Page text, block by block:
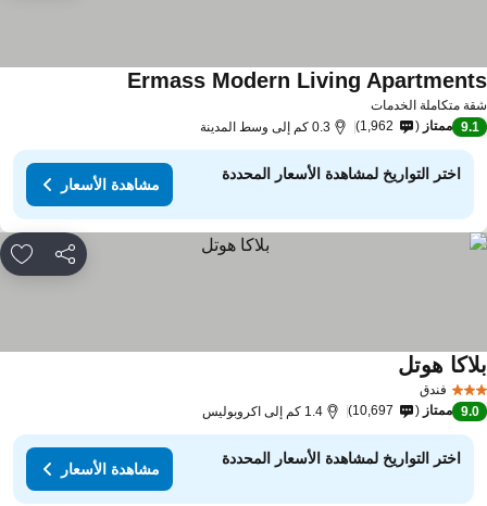
متكاملة الخدمات
Ermass Modern Livingمشاهدة الأسعار
9.1 ممتاز 1,962 0.3 كم إلى وسط المدينة
اختر التواريخ لمشاهدة الأسعار المحددة
مشاهدة الأسعار
مشاركة
فندق
هوتلمشاهدة الأسعار
9.0 ممتاز 10,697 1.4 كم إلى اكروبوليس
اختر التواريخ لمشاهدة الأسعار المحددة
مشاهدة الأسعار